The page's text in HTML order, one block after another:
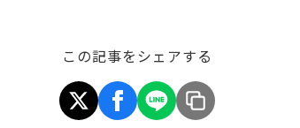
この記事をシェアする